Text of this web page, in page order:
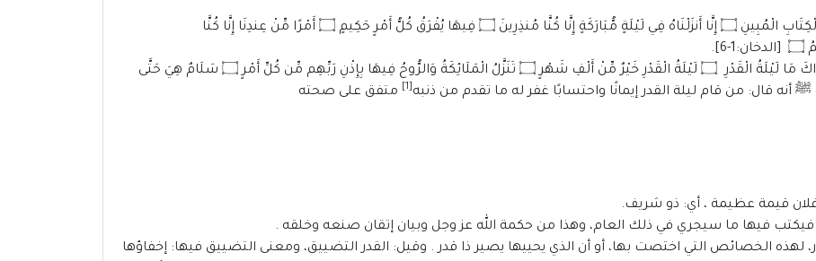
الْمُبِينِ ۝ إِنَّا أَنزَلْنَاهُ فِي لَيْلَةٍ مُّبَارَكَةٍ إِنَّا كُنَّا مُنذِرِينَ ۝ فِيهَا يُفْرَقُ كُلُّ أَمْرٍ حَكِيمٍ ۝ أَمْرًا مِّنْ عِندِنَا إِنَّا كُنَّا
[الدخان:1-6].
مَا لَيْلَةُ الْقَدْرِ۝ لَيْلَةُ الْقَدْرِ خَيْرٌ مِّنْ أَلْفِ شَهْرٍ۝ تَنَزَّلُ الْمَلَائِكَةُ وَالرُّوحُ فِيهَا بِإِذْنِ رَبِّهِم مِّن كُلِّ أَمْرٍ۝ سَلَامٌ هِيَ حَتَّى
من قام ليلة القدر إيمانًا واحتسابًا غفر له ما تقدم من ذنبه متفق على صحته
فلان قيمة عظيمة ، أي: ذو شريف.
فيكتب فيها ما سيجري في ذلك العام، وهذا من حكمة الله عز وجل وبيان إتقان صنعه وخلقه .
لهذه الخصائص التي اختصت بها، أو أن الذي يحييها يصير ذا قدر . وقيل: القدر التضييق، ومعنى التضييق فيها: إخفاؤها